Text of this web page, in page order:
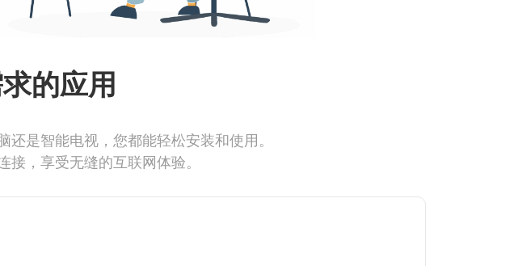
的应用
是智能电视，您都能轻松安装和使用。
，享受无缝的互联网体验。